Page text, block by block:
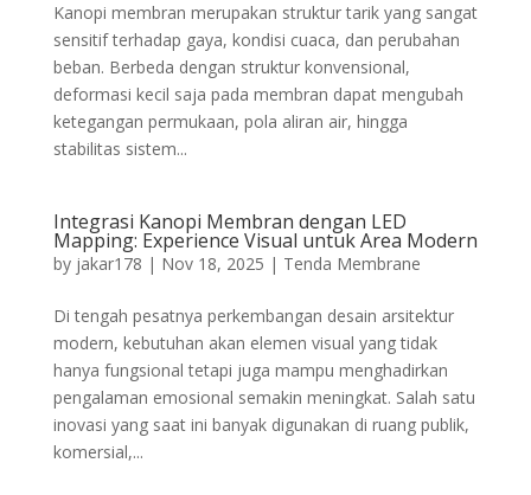
Kanopi membran merupakan struktur tarik yang sangat
sensitif terhadap gaya, kondisi cuaca, dan perubahan
beban. Berbeda dengan struktur konvensional,
deformasi kecil saja pada membran dapat mengubah
ketegangan permukaan, pola aliran air, hingga
stabilitas sistem...
Integrasi Kanopi Membran dengan LED
Mapping: Experience Visual untuk Area Modern
by jakar178 | Nov 18, 2025 | Tenda Membrane
Di tengah pesatnya perkembangan desain arsitektur
modern, kebutuhan akan elemen visual yang tidak
hanya fungsional tetapi juga mampu menghadirkan
pengalaman emosional semakin meningkat. Salah satu
inovasi yang saat ini banyak digunakan di ruang publik,
komersial,...